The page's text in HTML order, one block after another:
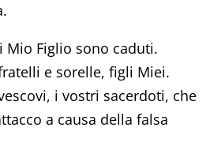
Mio Figlio sono caduti.
e sorelle, figli Miei.
i vostri sacerdoti, che
a causa della falsa